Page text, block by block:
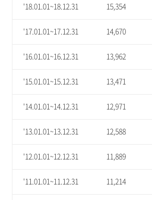
'18.01.01~18.12.31 15,354
'17.01.01~17.12.31 14,670
'16.01.01~16.12.31 13,962
'15.01.01~15.12.31 13,471
'14.01.01~14.12.31 12,971
'13.01.01~13.12.31 12,588
'12.01.01~12.12.31 11,889
'11.01.01~11.12.31 11,214